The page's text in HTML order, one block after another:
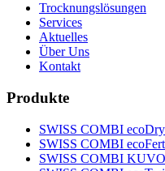
Trocknungslösungen
Services
Aktuelles
Über Uns
Kontakt
Produkte
SWISS COMBI
SWISS COMBI
SWISS COMBI KUVO